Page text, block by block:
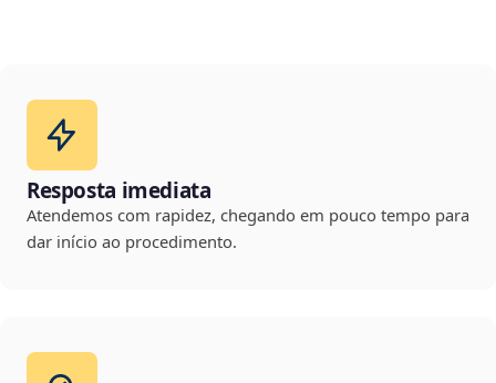
Resposta imediata
Atendemos com rapidez, chegando em pouco tempo para
dar início ao procedimento.